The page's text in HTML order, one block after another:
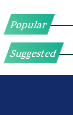
Popular
Suggested